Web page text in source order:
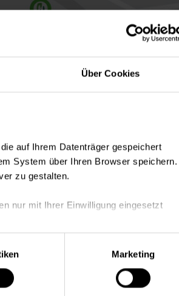
Über Cookies
auf Ihrem Datenträger gespeichert
System über Ihren Browser speichern.
zu gestalten.
nur mit Ihrer Einwilligung eingesetzt
eine individuelle Auswahl hinsichtlich der
in die Verwendung aller Cookies
Marketing
Folgen Sie uns